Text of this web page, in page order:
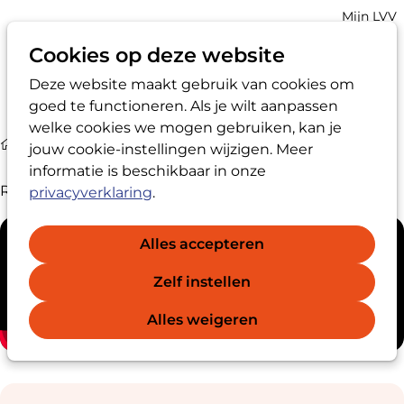
Cookies op deze website
Deze website maakt gebruik van cookies om
goed te functioneren. Als je wilt aanpassen
welke cookies we mogen gebruiken, kan je
jouw cookie-instellingen wijzigen. Meer
informatie is beschikbaar in onze
privacyverklaring.
Alles accepteren
Zelf instellen
Alles weigeren
Zoek
Account
Mijn LVV
Media Movie Re-certifying
Re-certifying; here's how it works!